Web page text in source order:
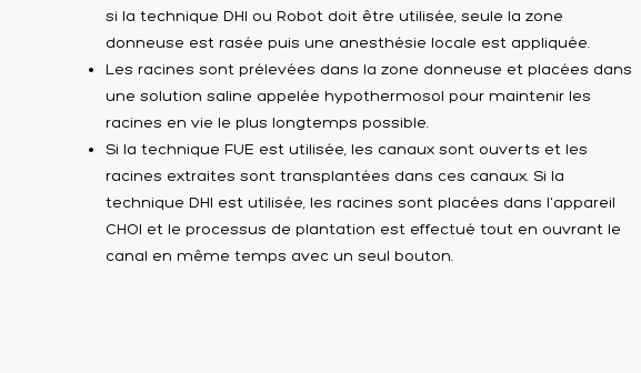
si la technique DHI ou Robot doit être utilisée, seule la zone
donneuse est rasée puis une anesthésie locale est appliquée.
Les racines sont prélevées dans la zone donneuse et placées dans
une solution saline appelée hypothermosol pour maintenir les
racines en vie le plus longtemps possible.
Si la technique FUE est utilisée, les canaux sont ouverts et les
racines extraites sont transplantées dans ces canaux. Si la
technique DHI est utilisée, les racines sont placées dans l'appareil
CHOI et le processus de plantation est effectué tout en ouvrant le
canal en même temps avec un seul bouton.